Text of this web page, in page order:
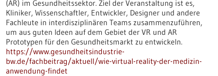
(AR) im Gesundheitssektor. Ziel der Veranstaltung ist es,
Kliniker, Wissenschaftler, Entwickler, Designer und andere
Fachleute in interdisziplinären Teams zusammenzuführen,
um aus guten Ideen auf dem Gebiet der VR und AR
Prototypen für den Gesundheitsmarkt zu entwickeln.
https://www.gesundheitsindustrie-
bw.de/fachbeitrag/aktuell/wie-virtual-reality-der-medizin-
anwendung-findet